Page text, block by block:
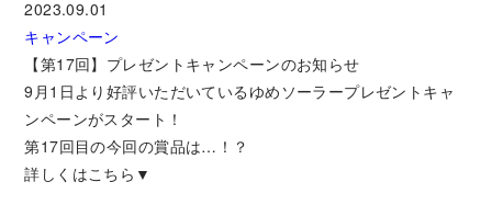
2023.09.01
キャンペーン
【第17回】プレゼントキャンペーンのお知らせ
9月1日より好評いただいているゆめソーラープレゼントキャ
ンペーンがスタート！
第17回目の今回の賞品は…！？
詳しくはこちら▼